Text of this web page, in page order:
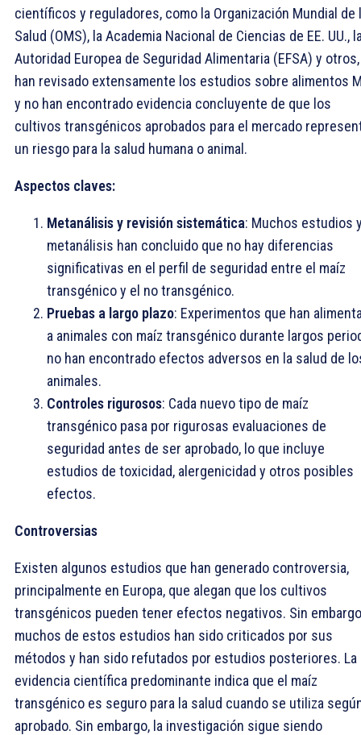
científicos y reguladores, como la Organización Mundial de
Salud (OMS), la Academia Nacional de Ciencias de EE. UU.,
Autoridad Europea de Seguridad Alimentaria (EFSA) y otros,
han revisado extensamente los estudios sobre alimentos
y no han encontrado evidencia concluyente de que los
cultivos transgénicos aprobados para el mercado
un riesgo para la salud humana o animal.
Aspectos claves:
Metanálisis y revisión sistemática: Muchos estudios
metanálisis han concluido que no hay diferencias
significativas en el perfil de seguridad entre el maíz
transgénico y el no transgénico.
Pruebas a largo plazo: Experimentos que han
a animales con maíz transgénico durante largos
no han encontrado efectos adversos en la salud de
animales.
Controles rigurosos: Cada nuevo tipo de maíz
transgénico pasa por rigurosas evaluaciones de
seguridad antes de ser aprobado, lo que incluye
estudios de toxicidad, alergenicidad y otros posibles
efectos.
Controversias
Existen algunos estudios que han generado controversia,
principalmente en Europa, que alegan que los cultivos
transgénicos pueden tener efectos negativos. Sin
muchos de estos estudios han sido criticados por sus
métodos y han sido refutados por estudios posteriores. La
evidencia científica predominante indica que el maíz
transgénico es seguro para la salud cuando se utiliza
aprobado. Sin embargo, la investigación sigue siendo